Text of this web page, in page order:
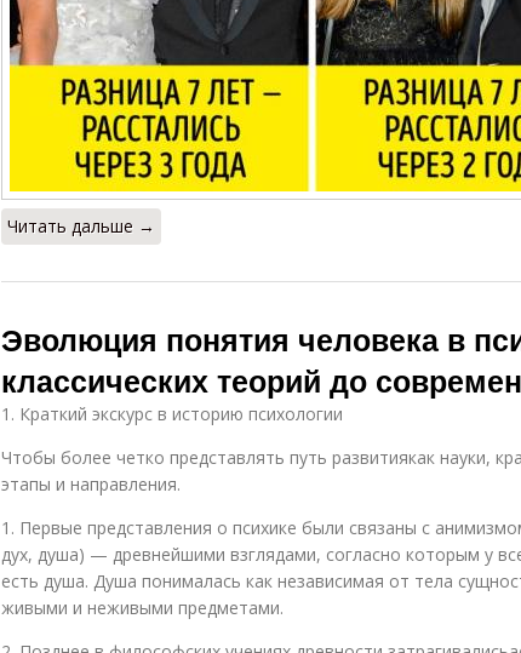
Читать дальше →
Эволюция понятия человека в
классических теорий до
1. Краткий экскурс в историю психологии
Чтобы более четко представлять путь развитиякак науки,
этапы и направления.
1. Первые представления о психике были связаны с
дух, душа) — древнейшими взглядами, согласно которым у
есть душа. Душа понималась как независимая от тела
живыми и неживыми предметами.